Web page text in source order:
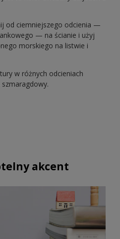
od ciemniejszego odcienia —
— na ścianie i użyj
morskiego na listwie i
w różnych odcieniach
akcent